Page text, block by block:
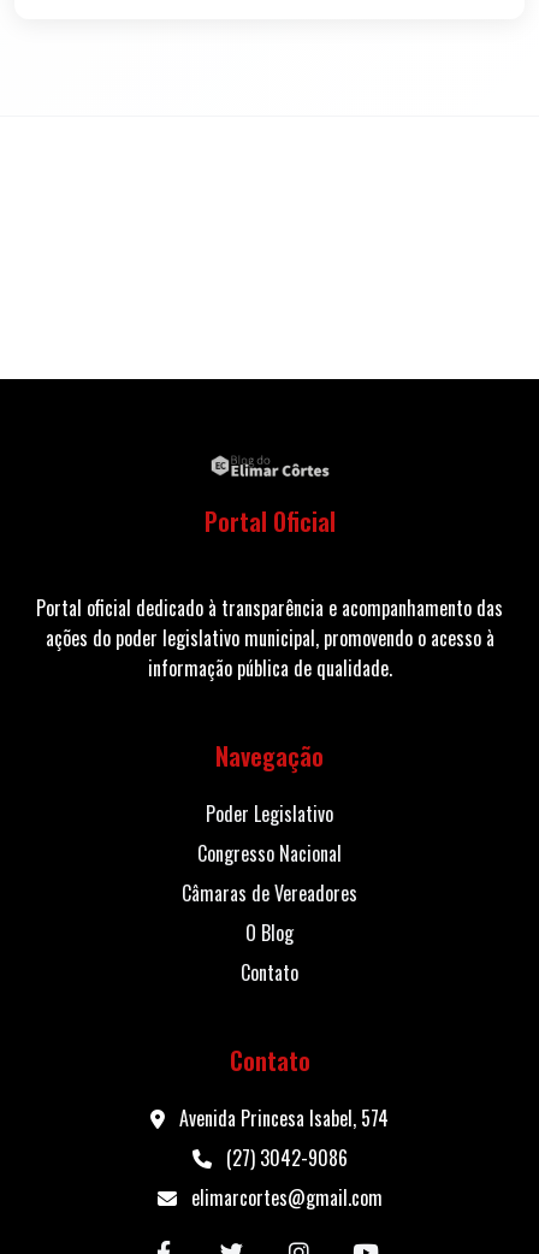
Portal Oficial
Portal oficial dedicado à transparência e acompanhamento das
ações do poder legislativo municipal, promovendo o acesso à
informação pública de qualidade.
Navegação
Poder Legislativo
Congresso Nacional
Câmaras de Vereadores
O Blog
Contato
Contato
Avenida Princesa Isabel, 574
(27) 3042-9086
elimarcortes@gmail.com